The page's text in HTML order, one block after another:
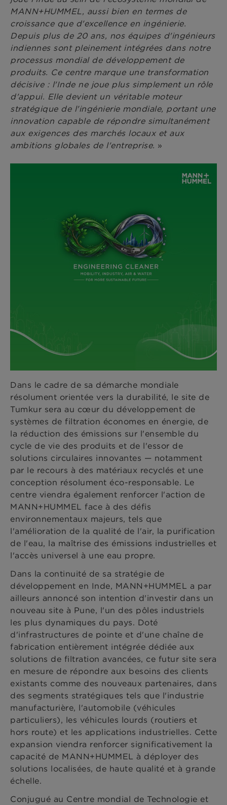
MANN+HUMMEL, aussi bien en termes de
croissance que d'excellence en ingénierie.
Depuis plus de 20 ans, nos équipes d'ingénieurs
indiennes sont pleinement intégrées dans notre
processus mondial de développement de
produits. Ce centre marque une transformation
décisive : l'Inde ne joue plus simplement un rôle
d'appui. Elle devient un véritable moteur
stratégique de l'ingénierie mondiale, portant une
innovation capable de répondre simultanément
aux exigences des marchés locaux et aux
ambitions globales de l'entreprise. »
Dans le cadre de sa démarche mondiale
résolument orientée vers la durabilité, le site de
Tumkur sera au cœur du développement de
systèmes de filtration économes en énergie, de
la réduction des émissions sur l'ensemble du
cycle de vie des produits et de l'essor de
solutions circulaires innovantes — notamment
par le recours à des matériaux recyclés et une
conception résolument éco-responsable. Le
centre viendra également renforcer l'action de
MANN+HUMMEL face à des défis
environnementaux majeurs, tels que
l'amélioration de la qualité de l'air, la purification
de l'eau, la maîtrise des émissions industrielles et
l'accès universel à une eau propre.
Dans la continuité de sa stratégie de
développement en Inde, MANN+HUMMEL a par
ailleurs annoncé son intention d'investir dans un
nouveau site à Pune, l'un des pôles industriels
les plus dynamiques du pays. Doté
d'infrastructures de pointe et d'une chaîne de
fabrication entièrement intégrée dédiée aux
solutions de filtration avancées, ce futur site sera
en mesure de répondre aux besoins des clients
existants comme des nouveaux partenaires, dans
des segments stratégiques tels que l'industrie
manufacturière, l'automobile (véhicules
particuliers), les véhicules lourds (routiers et
hors route) et les applications industrielles. Cette
expansion viendra renforcer significativement la
capacité de MANN+HUMMEL à déployer des
solutions localisées, de haute qualité et à grande
échelle.
Conjugué au Centre mondial de Technologie et